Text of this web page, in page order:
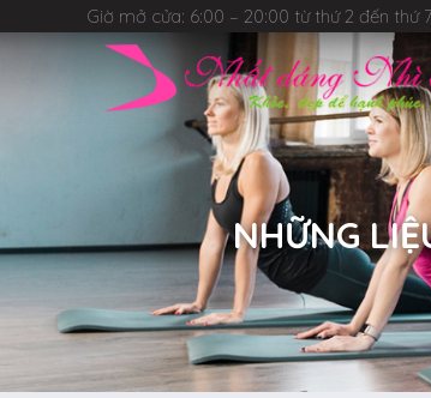
Giờ mở cửa: 6:00 – 20:00 từ thứ 2 đến thứ 7
NHỮNG